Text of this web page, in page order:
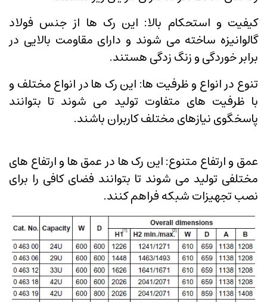
کیفیت و استحکام بالا: این رک ها از جنس فولاد
گالوانیزه ساخته می شوند و دارای مقاومت بالایی در
برابر خوردگی و زنگ زدگی هستند.
تنوع در انواع و ظرفیت ها: این رک ها در انواع مختلف و
با ظرفیت های متفاوت تولید می شوند تا بتوانند
پاسخگوی نیازهای مختلف کاربران باشند.
عمق و ارتفاع متنوع: این رک ها در عمق ها و ارتفاع های
مختلفی تولید می شوند تا بتوانند فضای کافی را برای
نصب تجهیزات شبکه فراهم کنند.